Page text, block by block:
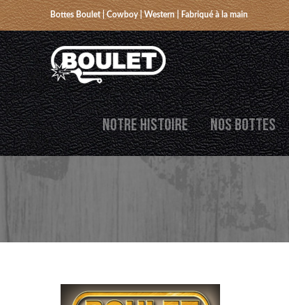
Bottes Boulet | Cowboy | Western | Fabriqué à la main
NOTRE HISTOIRE NOS BOTTES